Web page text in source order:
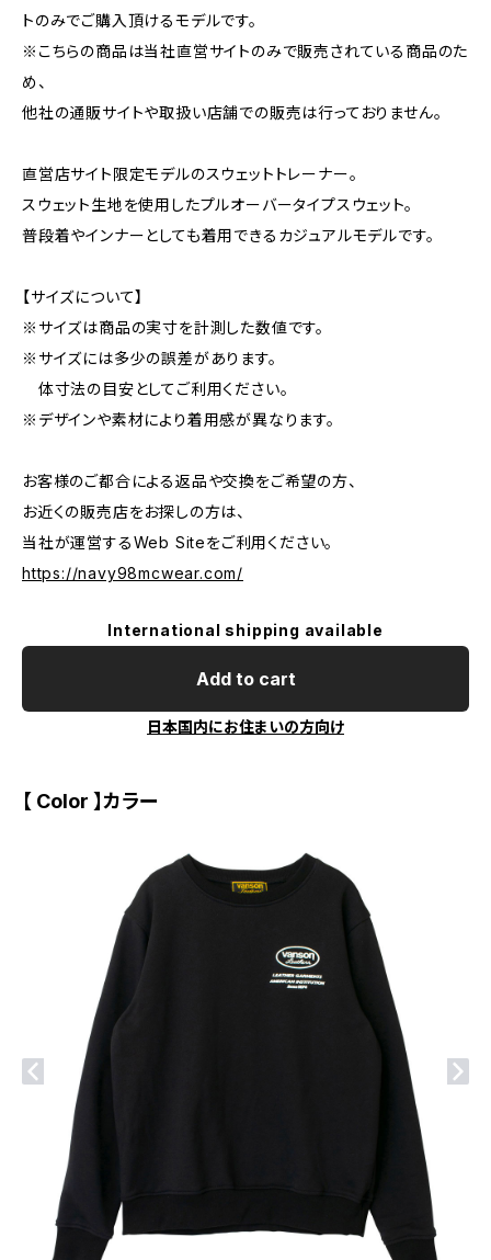
トのみでご購入頂けるモデルです。
※こちらの商品は当社直営サイトのみで販売されている商品のた
め、
他社の通販サイトや取扱い店舗での販売は行っておりません。
直営店サイト限定モデルのスウェットトレーナー。
スウェット生地を使用したプルオーバータイプスウェット。
普段着やインナーとしても着用できるカジュアルモデルです。
【サイズについて】
※サイズは商品の実寸を計測した数値です。
※サイズには多少の誤差があります。
体寸法の目安としてご利用ください。
※デザインや素材により着用感が異なります。
お客様のご都合による返品や交換をご希望の方、
お近くの販売店をお探しの方は、
当社が運営するWeb Siteをご利用ください。
https://navy98mcwear.com/
International shipping available
Add to cart
日本国内にお住まいの方向け
【 Color 】カラー